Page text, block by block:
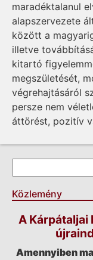
maradéktalanul
alapszervezete
között a
illetve
kitartó
megszületését,
végrehajtásáról
persze nem
áttörést, pozitív
Keresés űrlap
Közlemény
A Kárpátaljai
Amennyiben